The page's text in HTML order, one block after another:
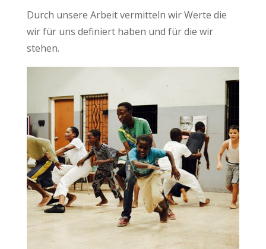
Durch unsere Arbeit vermitteln wir Werte die
wir für uns definiert haben und für die wir
stehen.